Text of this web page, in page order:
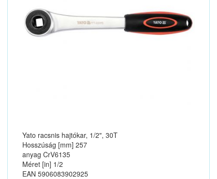
Yato racsnis hajtókar, 1/2", 30T
Hosszúság [mm] 257
anyag CrV6135
Méret [in] 1/2
EAN 5906083902925